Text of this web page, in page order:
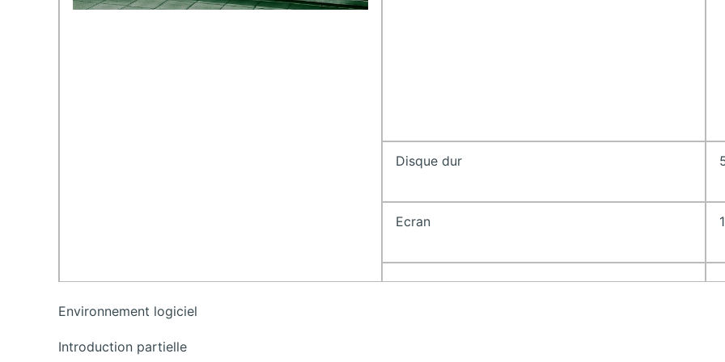
Disque dur
Ecran
Environnement logiciel
Introduction partielle